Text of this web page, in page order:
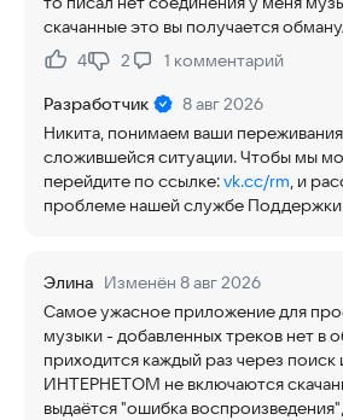
скачанные это вы получается
Нравится:
4Не нравится:
2 1 комментарий
Разработчик
8 авг 2026
Никита, понимаем ваши переживания
сложившейся ситуации. Чтобы мы
перейдите по ссылке:vk.cc/rm, и
проблеме нашей службе
Элина Изменён 8 авг 2026
Самое ужасное приложение для
музыки - добавленных треков нет в
приходится каждый раз через поиск
ИНТЕРНЕТОМ не включаются
выдаётся "ошибка